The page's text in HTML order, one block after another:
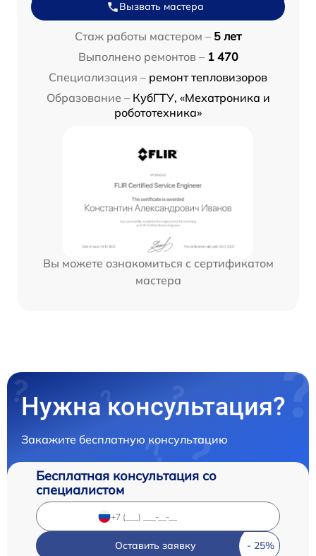
Вызвать мастера
Стаж работы мастером – 5 лет
Выполнено ремонтов – 1 470
Специализация – ремонт тепловизоров
Образование – КубГТУ, «Мехатроника и
робототехника»
Вы можете ознакомиться с сертификатом
мастера
Нужна консультация?
Закажите бесплатную консультацию
Бесплатная консультация со
специалистом
Оставить заявку